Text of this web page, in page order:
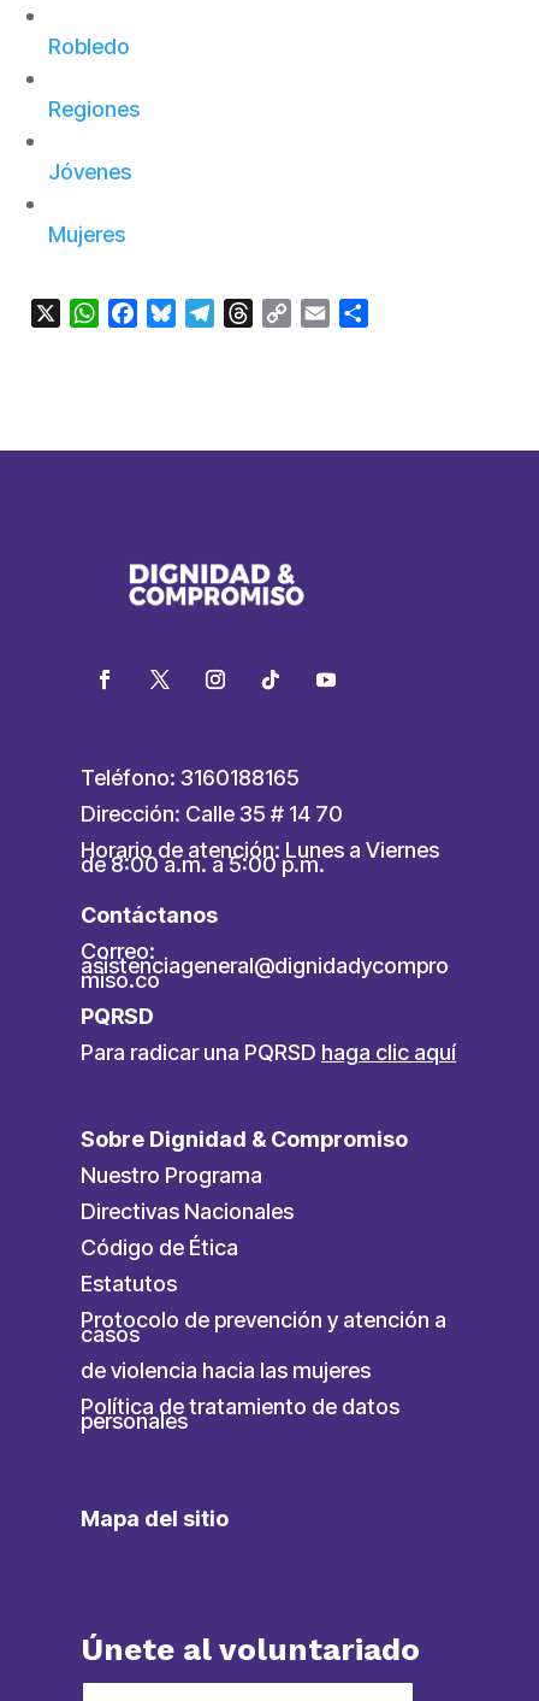
Robledo
Regiones
Jóvenes
Mujeres
WhatsApp
FacebookBlueskyTelegramThreads
Copy Email
Teléfono: 3160188165
Dirección: Calle 35 # 14 70
Horario de atención: Lunes a Viernes
de 8:00 a.m. a 5:00 p.m.
Contáctanos
Correo:
asistenciageneral@dignidadycompro
miso.co
PQRSD
Para radicar una PQRSD haga clic aquí
Sobre Dignidad & Compromiso
Nuestro Programa
Directivas Nacionales
Código de Ética
Estatutos
Protocolo de prevención y atención a
casos
de violencia hacia las mujeres
Política de tratamiento de datos
personales
Mapa del sitio
Únete al voluntariado